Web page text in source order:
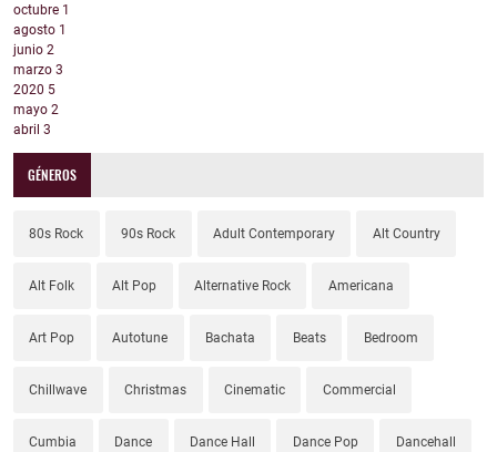
octubre 1
agosto 1
junio 2
marzo 3
2020 5
mayo 2
abril 3
GÉNEROS
80s Rock 90s Rock Adult Contemporary Alt Country
Alt Folk Alt Pop Alternative Rock Americana
Art Pop Autotune Bachata Beats Bedroom
Chillwave Christmas Cinematic Commercial
Cumbia Dance Dance Hall Dance Pop Dancehall